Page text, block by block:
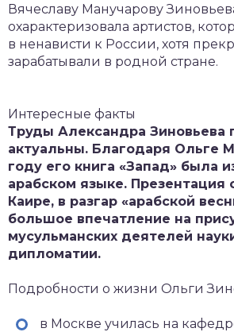
Вячеславу Манучарову
охарактеризовала артистов,
в ненависти к России, хотя
зарабатывали в родной стране.
Интересные факты
Труды Александра Зиновьева
актуальны. Благодаря Ольге
году его книга «Запад» была
арабском языке. Презентация
Каире, в разгар «арабской
большое впечатление на
мусульманских деятелей
дипломатии.
Подробности о жизни Ольги
в Москве училась на